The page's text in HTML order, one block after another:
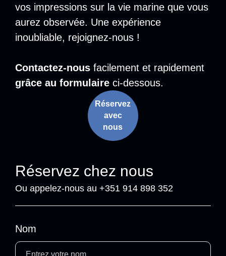
vos impressions sur la vie marine que vous
aurez observée. Une expérience
inoubliable, rejoignez-nous !
Contactez-nous facilement et rapidement
grâce au formulaire ci-dessous.
Réservez
avec
nous
Réservez chez nous
Ou appelez-nous au +351 914 898 352
Nom